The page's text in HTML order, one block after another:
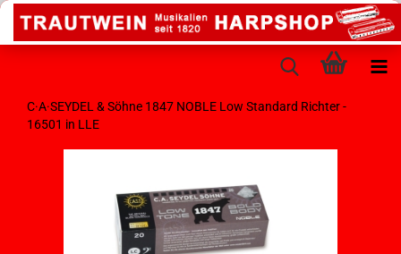
C·A·SEYDEL & Söhne 1847 NOBLE Low Standard Richter -
16501 in LLE